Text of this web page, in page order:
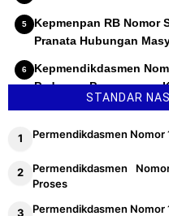
Kepmenpan RB Nomor
Pranata Hubungan
Kepmendikdasmen
Pedoman Penyusunan
STANDAR
Permendikdasmen Nomor
Permendikdasmen
Proses
Permendikdasmen Nomor